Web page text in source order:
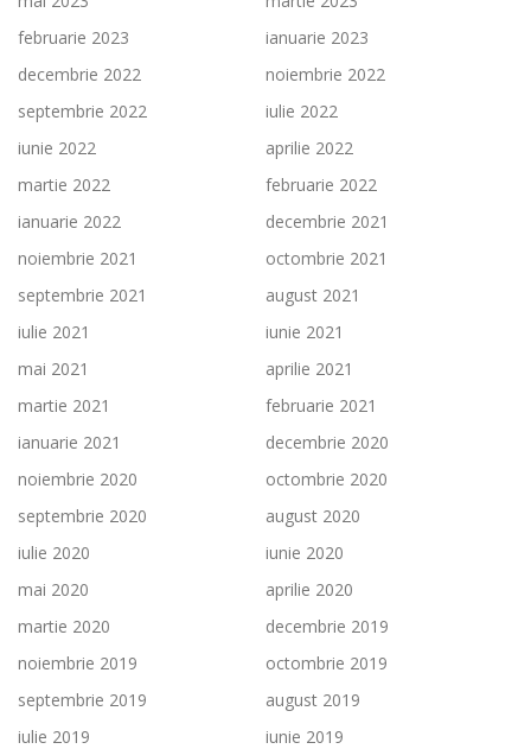
februarie 2023
ianuarie 2023
decembrie 2022
noiembrie 2022
septembrie 2022
iulie 2022
iunie 2022
aprilie 2022
martie 2022
februarie 2022
ianuarie 2022
decembrie 2021
noiembrie 2021
octombrie 2021
septembrie 2021
august 2021
iulie 2021
iunie 2021
mai 2021
aprilie 2021
martie 2021
februarie 2021
ianuarie 2021
decembrie 2020
noiembrie 2020
octombrie 2020
septembrie 2020
august 2020
iulie 2020
iunie 2020
mai 2020
aprilie 2020
martie 2020
decembrie 2019
noiembrie 2019
octombrie 2019
septembrie 2019
august 2019
iulie 2019
iunie 2019